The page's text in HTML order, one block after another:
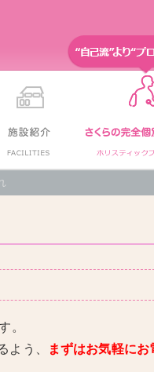
。
よう、
まずはお気軽に